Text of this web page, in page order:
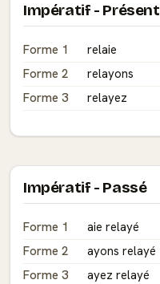
Impératif - Présent
Forme 1
relaie
Forme 2
relayons
Forme 3
relayez
Impératif - Passé
Forme 1
aie relayé
Forme 2
ayons relayé
Forme 3
ayez relayé